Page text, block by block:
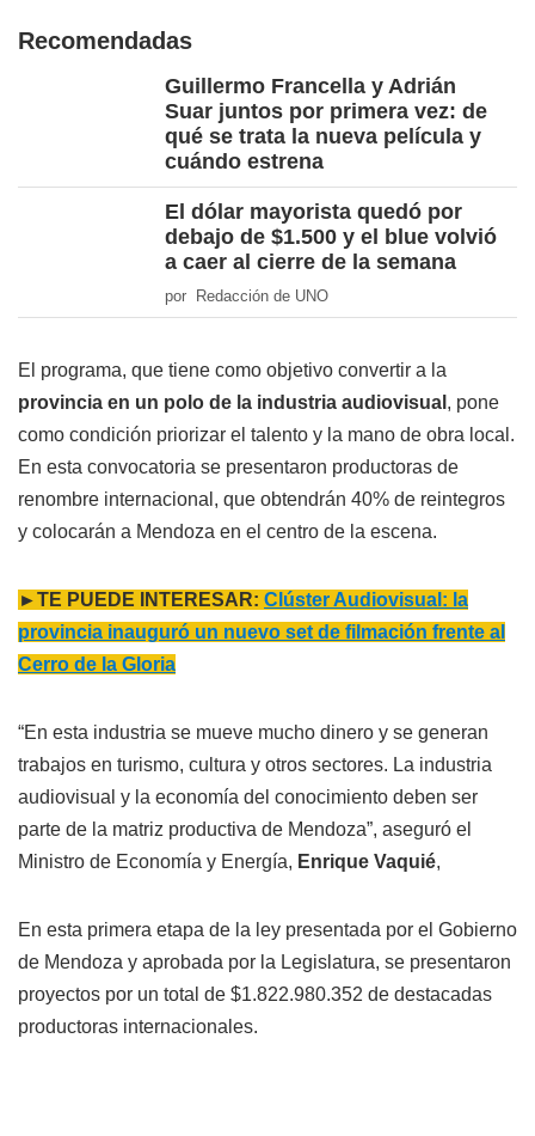
Recomendadas
Guillermo Francella y Adrián
Suar juntos por primera vez: de
qué se trata la nueva película y
cuándo estrena
El dólar mayorista quedó por
debajo de $1.500 y el blue volvió
a caer al cierre de la semana
por Redacción de UNO
El programa, que tiene como objetivo convertir a la
provincia en un polo de la industria audiovisual , pone
como condición priorizar el talento y la mano de obra local.
En esta convocatoria se presentaron productoras de
renombre internacional, que obtendrán 40% de reintegros
y colocarán a Mendoza en el centro de la escena.
►TE PUEDE INTERESAR: Clúster Audiovisual: la
provincia inauguró un nuevo set de filmación frente al
Cerro de la Gloria
“En esta industria se mueve mucho dinero y se generan
trabajos en turismo, cultura y otros sectores. La industria
audiovisual y la economía del conocimiento deben ser
parte de la matriz productiva de Mendoza”, aseguró el
Ministro de Economía y Energía, Enrique Vaquié,
En esta primera etapa de la ley presentada por el Gobierno
de Mendoza y aprobada por la Legislatura, se presentaron
proyectos por un total de $1.822.980.352 de destacadas
productoras internacionales.